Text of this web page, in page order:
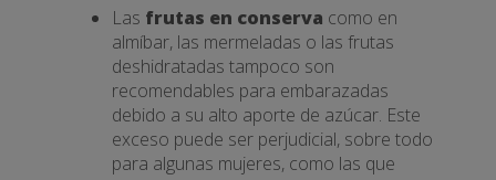
Las frutas en conserva como en
almíbar, las mermeladas o las frutas
deshidratadas tampoco son
recomendables para embarazadas
debido a su alto aporte de azúcar. Este
exceso puede ser perjudicial, sobre todo
para algunas mujeres, como las que